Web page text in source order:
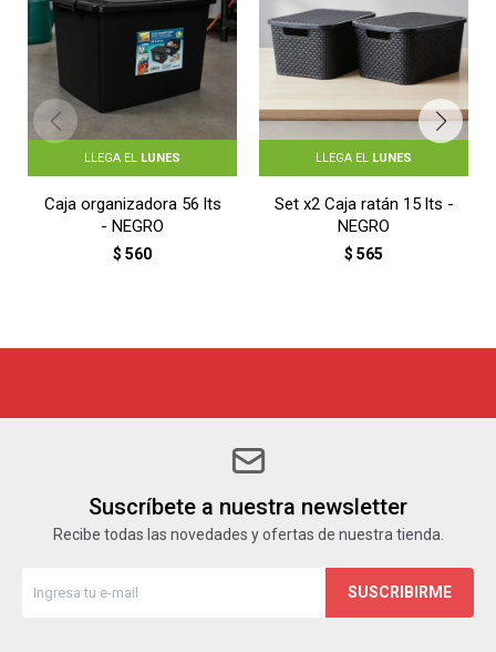
LLEGA EL LUNES
Caja organizadora 56 lts
- NEGRO
$ 560
LLEGA EL LUNES
Set x2 Caja ratán 15 lts -
NEGRO
$ 565
Suscríbete a nuestra newsletter
Recibe todas las novedades y ofertas de nuestra tienda.
SUSCRIBIRME